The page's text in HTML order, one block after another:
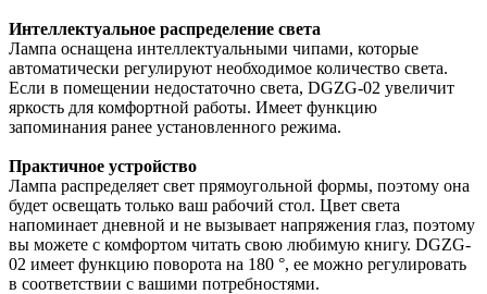
Интеллектуальное распределение света
Лампа оснащена интеллектуальными чипами, которые
автоматически регулируют необходимое количество света.
Если в помещении недостаточно света, DGZG-02 увеличит
яркость для комфортной работы. Имеет функцию
запоминания ранее установленного режима.
Практичное устройство
Лампа распределяет свет прямоугольной формы, поэтому она
будет освещать только ваш рабочий стол. Цвет света
напоминает дневной и не вызывает напряжения глаз, поэтому
вы можете с комфортом читать свою любимую книгу. DGZG-
02 имеет функцию поворота на 180 °, ее можно регулировать
в соответствии с вашими потребностями.